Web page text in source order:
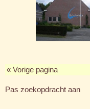
« Vorige pagina
Pas zoekopdracht aan